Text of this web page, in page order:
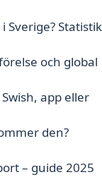
Statistik
och global
app eller
den?
– guide 2025